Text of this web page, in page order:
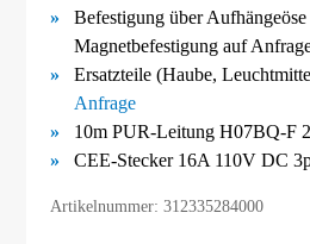
Befestigung über
Magnetbefestigung auf
Ersatzteile (Haube,
Anfrage
10m PUR-Leitung H07BQ-F
CEE-Stecker 16A 110V DC
Artikelnummer: 312335284000